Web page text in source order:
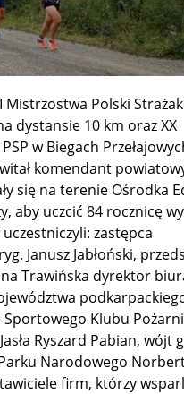
Mistrzostwa Polski
dystansie 10 km oraz XX
w Biegach
komendant
się na terenie Ośrodka
aby uczcić 84 rocznicę
zastępca
Janusz Jabłoński,
Trawińska dyrektor
Klubu
Ryszard Pabian, wójt
Narodowego
firm, którzy